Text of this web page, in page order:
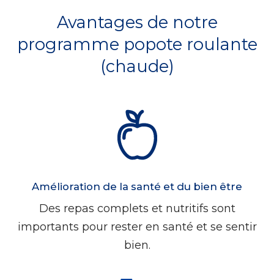
Avantages de notre
programme popote roulante
(chaude)
Amélioration de la santé et du bien être
Des repas complets et nutritifs sont
importants pour rester en santé et se sentir
bien.